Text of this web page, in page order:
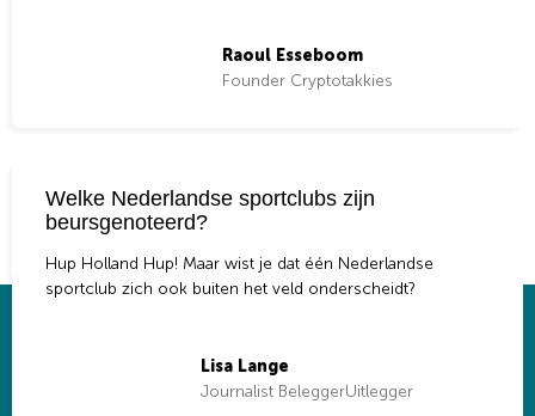
Raoul Esseboom
Founder Cryptotakkies
Welke Nederlandse sportclubs zijn
beursgenoteerd?
Hup Holland Hup! Maar wist je dat één Nederlandse
sportclub zich ook buiten het veld onderscheidt?
Lisa Lange
Journalist BeleggerUitlegger